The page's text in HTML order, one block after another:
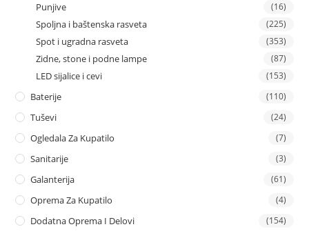
Punjive (16)
Spoljna i baštenska rasveta (225)
Spot i ugradna rasveta (353)
Zidne, stone i podne lampe (87)
LED sijalice i cevi (153)
Baterije (110)
Tuševi (24)
Ogledala Za Kupatilo (7)
Sanitarije (3)
Galanterija (61)
Oprema Za Kupatilo (4)
Dodatna Oprema I Delovi (154)